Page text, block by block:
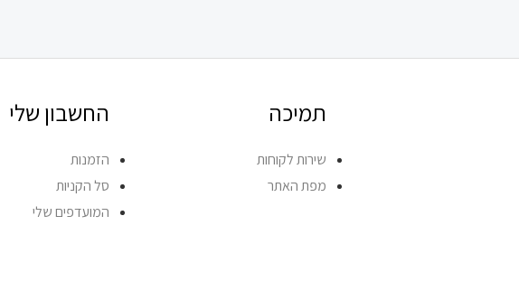
תמיכה
שירות לקוחות
מפת האתר
החשבון שלי
הזמנות
סל הקניות
המועדפים שלי